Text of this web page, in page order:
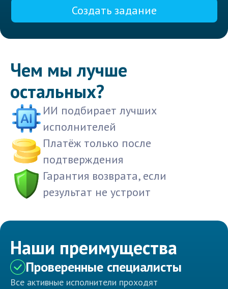
Создать задание
Чем мы лучше
остальных?
ИИ подбирает лучших
исполнителей
Платёж только после
подтверждения
Гарантия возврата, если
результат не устроит
Наши преимущества
Проверенные специалисты
Все активные исполнители проходят